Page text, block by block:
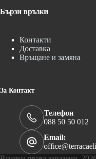
Бързи връзки
Контакти
Доставка
Връщане и замяна
За Контакт
Телефон
088 50 50 012
Email: